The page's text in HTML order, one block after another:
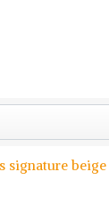
signature beige